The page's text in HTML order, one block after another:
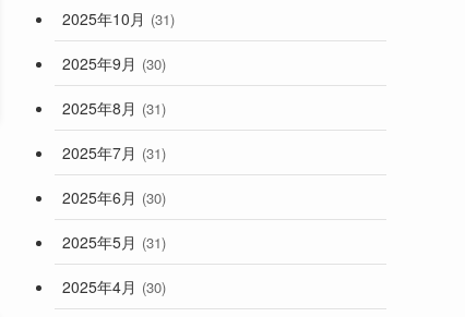
2025年10月 (31)
2025年9月 (30)
2025年8月 (31)
2025年7月 (31)
2025年6月 (30)
2025年5月 (31)
2025年4月 (30)